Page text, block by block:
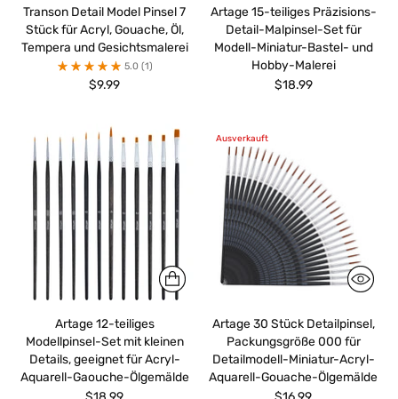
Transon Detail Model Pinsel 7
Stück für Acryl, Gouache, Öl,
Tempera und Gesichtsmalerei
5.0 (1)
$9.99
Artage 15-teiliges Präzisions-
Detail-Malpinsel-Set für
Modell-Miniatur-Bastel- und
Hobby-Malerei
$18.99
Artage 12-teiliges
Modellpinsel-Set mit kleinen
Details, geeignet für Acryl-
Aquarell-Gaouche-Ölgemälde
Ausverkauft
Artage 30 Stück Detailpinsel,
Packungsgröße 000 für
Detailmodell-Miniatur-Acryl-
Aquarell-Gouache-Ölgemälde